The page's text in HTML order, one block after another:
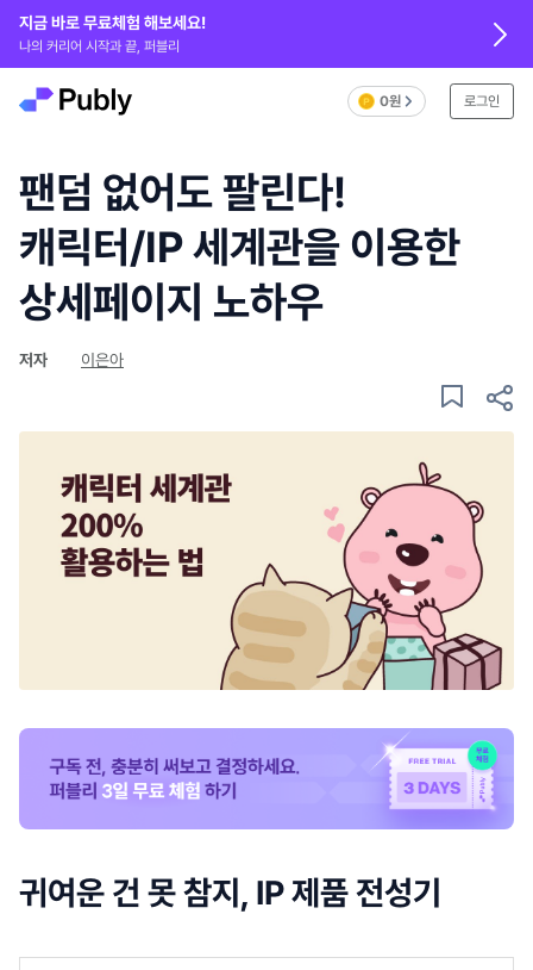
지금 바로 무료체험 해보세요!
나의 커리어 시작과 끝, 퍼블리
0원 로그인
팬덤 없어도 팔린다!
캐릭터/IP 세계관을 이용한
상세페이지 노하우
저자 이은아
귀여운 건 못 참지, IP 제품 전성기